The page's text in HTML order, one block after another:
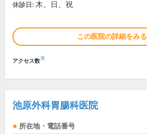
休診日: 木、日、祝
この医院の詳細をみる
アクセス数※
池原外科胃腸科医院
所在地・電話番号